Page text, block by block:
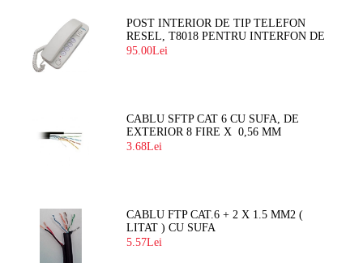
POST INTERIOR DE TIP TELEFON
RESEL, T8018 PENTRU INTERFON DE
BLOC
95.00Lei
CABLU SFTP CAT 6 CU SUFA, DE
EXTERIOR 8 FIRE X 0,56 MM
3.68Lei
CABLU FTP CAT.6 + 2 X 1.5 MM2 (
LITAT ) CU SUFA
5.57Lei